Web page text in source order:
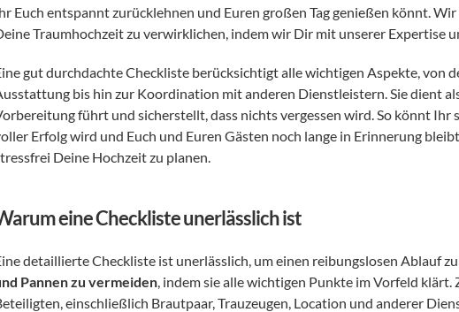
Euch entspannt zurücklehnen und Euren großen Tag genießen könnt.
Traumhochzeit zu verwirklichen, indem wir Dir mit unserer Expertise
gut durchdachte Checkliste berücksichtigt alle wichtigen Aspekte, von
bis hin zur Koordination mit anderen Dienstleistern. Sie dient
führt und sicherstellt, dass nichts vergessen wird. So könnt Ihr
Erfolg wird und Euch und Euren Gästen noch lange in Erinnerung
Deine Hochzeit zu planen.
eine Checkliste unerlässlich ist
detaillierte Checkliste ist unerlässlich, um einen reibungslosen Ablauf
Pannen zu vermeiden, indem sie alle wichtigen Punkte im Vorfeld
einschließlich Brautpaar, Trauzeugen, Location und anderer